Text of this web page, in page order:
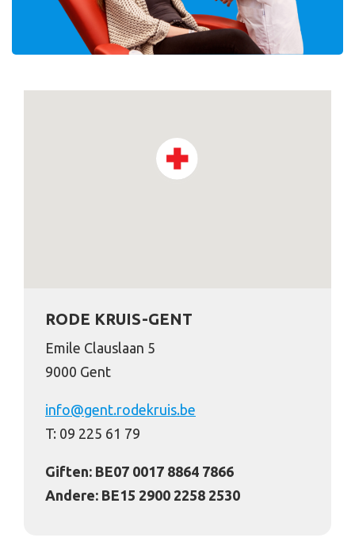
RODE KRUIS-GENT
Emile Clauslaan 5
9000 Gent
info@gent.rodekruis.be
T: 09 225 61 79
Giften: BE07 0017 8864 7866
Andere: BE15 2900 2258 2530